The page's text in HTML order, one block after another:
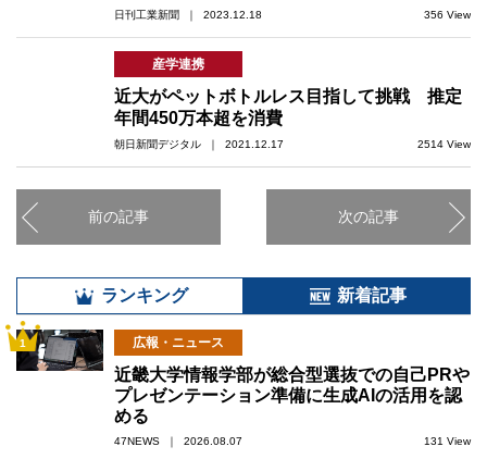
日刊工業新聞 ｜ 2023.12.18 356 View
産学連携
近大がペットボトルレス目指して挑戦 推定
年間450万本超を消費
朝日新聞デジタル ｜ 2021.12.17 2514 View
前の記事 次の記事
ランキング 新着記事
1 広報・ニュース
近畿大学情報学部が総合型選抜での自己PRや
プレゼンテーション準備に生成AIの活用を認
める
47NEWS ｜ 2026.08.07 131 View